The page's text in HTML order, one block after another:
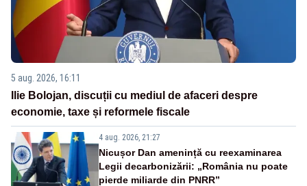
5 aug. 2026, 16:11
Ilie Bolojan, discuții cu mediul de afaceri despre
economie, taxe și reformele fiscale
4 aug. 2026, 21:27
Nicușor Dan amenință cu reexaminarea
Legii decarbonizării: „România nu poate
pierde miliarde din PNRR”